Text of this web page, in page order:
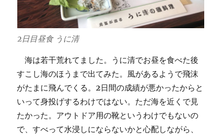
2日目昼食 うに清
海は若干荒れてました。うに清でお昼を食べた後
すこし海のほうまで出てみた。風があるようで飛沫
がたまに飛んでくる。2日間の成績が悪かったからと
いって身投げするわけではない。ただ海を近くで見
たかった。アウトドア用の靴というわけでもないの
で、すべって水浸しにならないかと心配しながら、